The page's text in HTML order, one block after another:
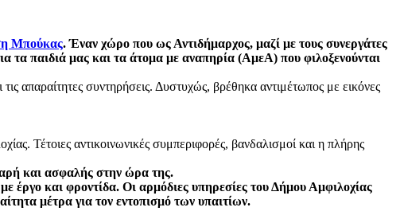
Μπούκας. Έναν χώρο που ως Αντιδήμαρχος, μαζί με τους συνεργάτες
τα παιδιά μας και τα άτομα με αναπηρία (ΑμεΑ) που φιλοξενούνται
απαραίτητες συντηρήσεις. Δυστυχώς, βρέθηκα αντιμέτωπος με εικόνες
Τέτοιες αντικοινωνικές συμπεριφορές, βανδαλισμοί και η πλήρης
και ασφαλής στην ώρα της.
έργο και φροντίδα. Οι αρμόδιες υπηρεσίες του Δήμου Αμφιλοχίας
μέτρα για τον εντοπισμό των υπαιτίων.